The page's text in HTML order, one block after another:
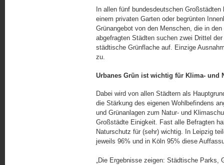
In allen fünf bundesdeutschen
einem privaten Garten oder begrünten
Grünangebot von den Menschen, die in
abgefragten Städten suchen zwei Drittel
städtische Grünflache auf. Einzige
zu.
Urbanes Grün ist wichtig für Klima- und
Dabei wird von allen Städtern als
die Stärkung des eigenen Wohlbefindens
und Grünanlagen zum Natur- und
Großstädte Einigkeit. Fast alle Befragten
Naturschutz für (sehr) wichtig. In Leipzig
jeweils 96% und in Köln 95% diese
„Die Ergebnisse zeigen: Städtische